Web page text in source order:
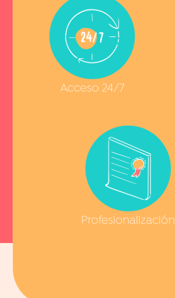
Acceso 24/7
Profesionalización